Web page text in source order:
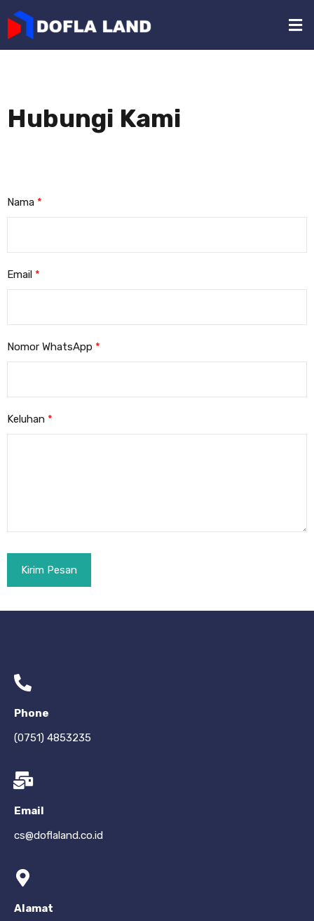
Hubungi Kami
Nama *
Email *
Nomor WhatsApp *
Keluhan *
Kirim Pesan
Phone
(0751) 4853235
Email
cs@doflaland.co.id
Alamat